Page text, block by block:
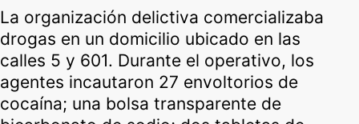
La organización delictiva comercializaba
drogas en un domicilio ubicado en las
calles 5 y 601. Durante el operativo, los
agentes incautaron 27 envoltorios de
cocaína; una bolsa transparente de